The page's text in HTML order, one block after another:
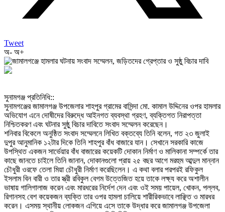
Tweet
অ- অ+
‎সুনামগঞ্জ প্রতিনিধি::
‎সুনামগঞ্জের জামালগঞ্জ উপজেলার শাহপুর গ্রামের বাসিন্দা মো. কামাল উদ্দিনের ওপর হামলার
অভিযোগ এনে দোষীদের বিরুদ্ধে আইনগত ব্যবস্থা গ্রহণ, ব্যক্তিগত নিরাপত্তা
নিশ্চিতকরণ এবং ঘটনার সুষ্ঠু বিচার দাবিতে সংবাদ সম্মেলন করেছেন।
‎শনিবার বিকেলে অনুষ্ঠিত সংবাদ সম্মেলনে লিখিত বক্তব্যে তিনি বলেন, গত ২৩ জুলাই
দুপুর আনুমানিক ১২টার দিকে তিনি শাহপুর বাঁধ বাজারে যান। সেখানে সরকারি কাজে
উপস্থিত একজন সার্ভেয়ার বাঁধ বাজারের কয়েকটি দোকান নির্মাণ ও মালিকানা সম্পর্কে তার
কাছে জানতে চাইলে তিনি জানান, দোকানগুলো প্রায় ২৫ বছর আগে মরহুম আব্দুল মান্নান
চৌধুরী ওরফে তেলা মিয়া চৌধুরী নির্মাণ করেছিলেন। এ কথা বলার পরপরই রফিকুল
ইসলাম বিন বারী ও তার স্ত্রী রবিকুল বেগম উত্তেজিত হয়ে তাকে লক্ষ্য করে অশালীন
ভাষায় গালিগালাজ করেন এবং মারধরের নির্দেশ দেন এবং ওই সময় পায়েল, খোকন, পল্লব,
রিগানসহ বেশ কয়েকজন ব্যক্তি তার ওপর হামলা চালিয়ে শারীরিকভাবে লাঞ্ছিত ও মারধর
করেন। এসময় স্থানীয় লোকজন এগিয়ে এসে তাকে উদ্ধার করে জামালগঞ্জ উপজেলা